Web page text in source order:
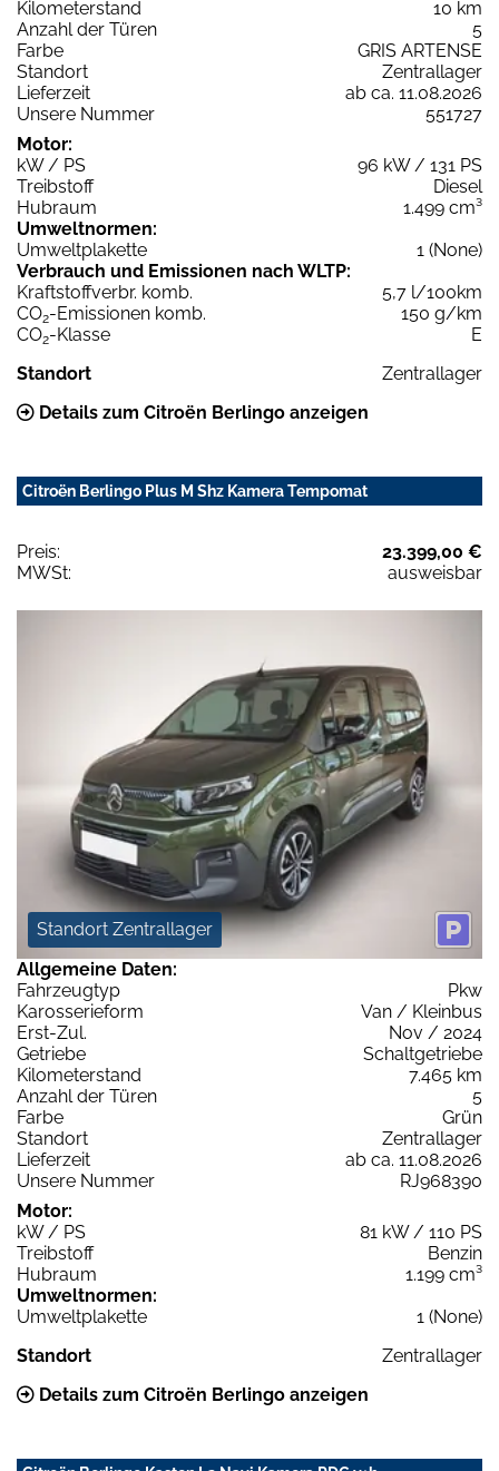
Kilometerstand
10 km
Anzahl der Türen
5
Farbe
GRIS ARTENSE
Standort
Zentrallager
Lieferzeit
ab ca. 11.08.2026
Unsere Nummer
551727
Motor:
kW / PS
96 kW / 131 PS
Treibstoff
Diesel
Hubraum
1.499 cm³
Umweltnormen:
Umweltplakette
1 (None)
Verbrauch und Emissionen nach WLTP:
Kraftstoffverbr. komb.
5,7 l/100km
CO2-Emissionen komb.
150 g/km
CO2-Klasse
E
Standort
Zentrallager
Details zum Citroën Berlingo anzeigen
Citroën Berlingo Plus M Shz Kamera Tempomat
Preis:
23.399,00 €
MWSt:
ausweisbar
Standort Zentrallager
Allgemeine Daten:
Fahrzeugtyp
Pkw
Karosserieform
Van / Kleinbus
Erst-Zul.
Nov / 2024
Getriebe
Schaltgetriebe
Kilometerstand
7.465 km
Anzahl der Türen
5
Farbe
Grün
Standort
Zentrallager
Lieferzeit
ab ca. 11.08.2026
Unsere Nummer
RJ968390
Motor:
kW / PS
81 kW / 110 PS
Treibstoff
Benzin
Hubraum
1.199 cm³
Umweltnormen:
Umweltplakette
1 (None)
Standort
Zentrallager
Details zum Citroën Berlingo anzeigen